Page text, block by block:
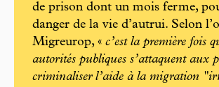
de prison dont un mois ferme,
danger de la vie d’autrui. Selon
Migreurop, « c’est la première fois
autorités publiques s’attaquent aux
criminaliser l’aide à la migration